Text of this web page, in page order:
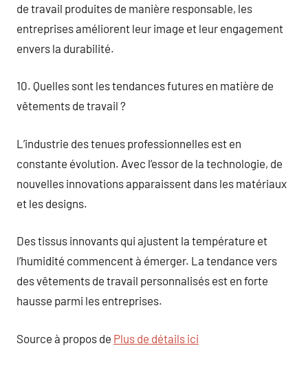
de travail produites de manière responsable, les
entreprises améliorent leur image et leur engagement
envers la durabilité.
10. Quelles sont les tendances futures en matière de
vêtements de travail ?
L’industrie des tenues professionnelles est en
constante évolution. Avec l’essor de la technologie, de
nouvelles innovations apparaissent dans les matériaux
et les designs.
Des tissus innovants qui ajustent la température et
l’humidité commencent à émerger. La tendance vers
des vêtements de travail personnalisés est en forte
hausse parmi les entreprises.
Source à propos de Plus de détails ici